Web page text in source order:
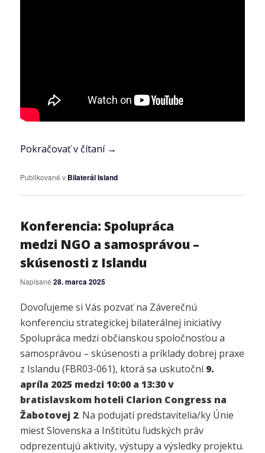
Pokračovať v čítaní →
Publikované v Bilaterál Island
Konferencia: Spolupráca
medzi NGO a samosprávou –
skúsenosti z Islandu
Napísané28. marca 2025
Dovoľujeme si Vás pozvať na Záverečnú
konferenciu strategickej bilaterálnej iniciatívy
Spolupráca medzi občianskou spoločnosťou a
samosprávou – skúsenosti a príklady dobrej praxe
z Islandu (FBR03-061), ktorá sa uskutoční9.
apríla 2025 medzi 10:00 a 13:30 v
bratislavskom hoteli Clarion Congress na
Žabotovej 2. Na podujatí predstavitelia/ky Únie
miest Slovenska a Inštitútu ľudských práv
odprezentujú aktivity, výstupy a výsledky projektu.